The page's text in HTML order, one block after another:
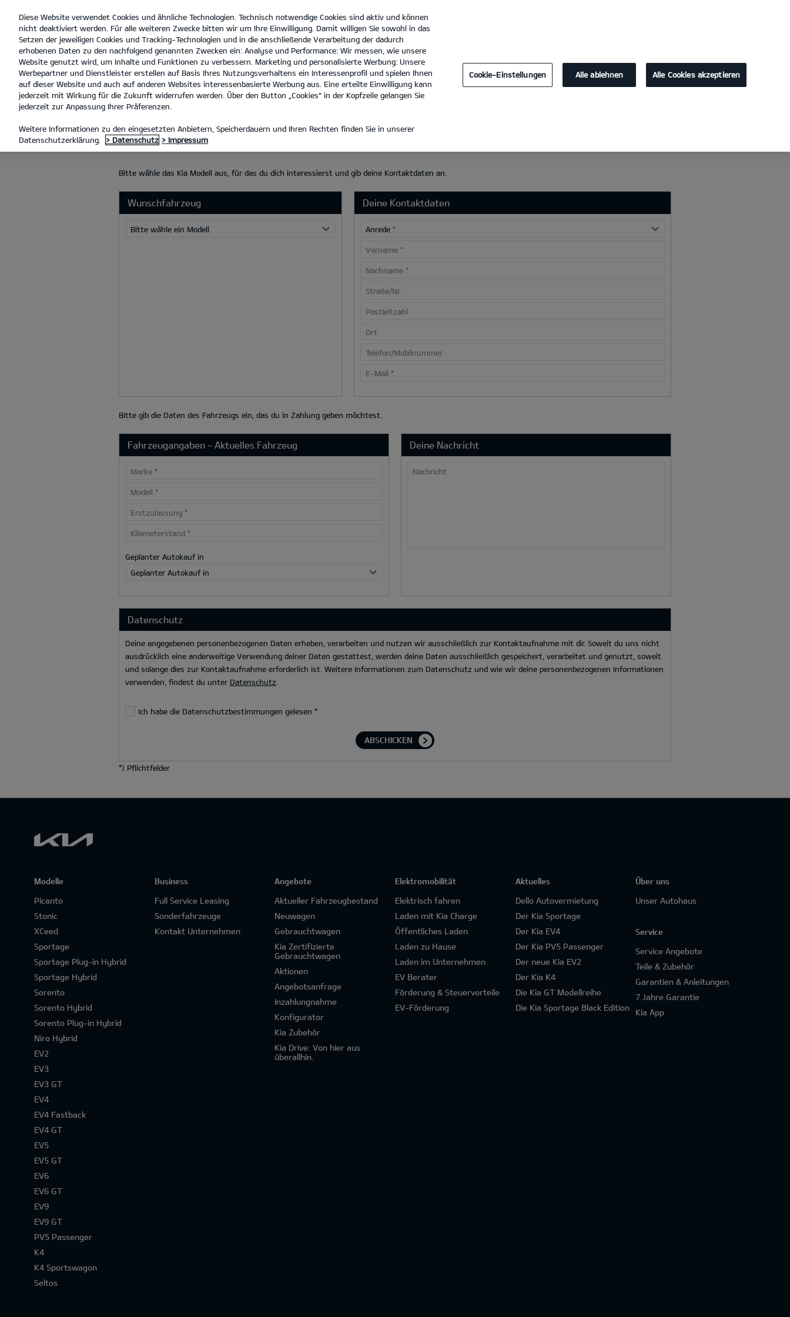
open
menu
Ernst Dello GmbH & Co. KG Tel. :
INZAHLUNGNAHME
INZAHLUNGNAHME
Bitte wähle das Kia Modell aus, für das du dich interessierst und gib deine Kontaktdaten an.
Wunschfahrzeug
Bitte wähle ein Modell.
Deine Kontaktdaten
Anrede *
Vorname *
Nachname *
Straße/Nr.
Postleitzahl
Ort
Telefon/Mobilnummer
E-Mail *
Bitte gib die Daten des Fahrzeugs ein, das du in Zahlung geben möchtest.
Fahrzeugangaben - Aktuelles Fahrzeug
Marke *
Modell *
Erstzulassung *
Kilometerstand *
Geplanter Autokauf in
Geplanter Autokauf in
Deine Nachricht
Nachricht
Datenschutz
Deine angegebenen personenbezogenen Daten erheben, verarbeiten und nutzen wir ausschließlich zur Kontaktaufnahme mit dir. Soweit du uns nicht
ausdrücklich eine anderweitige Verwendung deiner Daten gestattest, werden deine Daten ausschließlich gespeichert, verarbeitet und genutzt, soweit
und solange dies zur Kontaktaufnahme erforderlich ist. Weitere Informationen zum Datenschutz und wie wir deine personenbezogenen Informationen
verwenden, findest du unter Datenschutz
Ich habe die Datenschutzbestimmungen gelesen *
ABSCHICKEN
*) Pflichtfelder
Modelle
Picanto
Stonic
XCeed
Sportage
Sportage Plug-in Hybrid
Sportage Hybrid
Sorento
Sorento Hybrid
Sorento Plug-in Hybrid
Niro Hybrid
EV2
EV3
EV3 GT
EV4
EV4 Fastback
EV4 GT
EV5
EV5 GT
EV6
EV6 GT
EV9
EV9 GT
PV5 Passenger
K4
K4 Sportswagon
Seltos
Business
Full Service Leasing
Sonderfahrzeuge
Kontakt Unternehmen
Angebote
Aktueller Fahrzeugbestand
Neuwagen
Gebrauchtwagen
Kia Zertifizierte
Gebrauchtwagen
Aktionen
Angebotsanfrage
Inzahlungnahme
Konfigurator
Kia Zubehör
Kia Drive: Von hier aus
überallhin.
Elektromobilität
Elektrisch fahren
Laden mit Kia Charge
Öffentliches Laden
Laden zu Hause
Laden im Unternehmen
EV Berater
Förderung & Steuervorteile
EV-Förderung
Aktuelles
Dello Autovermietung
Der Kia Sportage
Der Kia EV4
Der Kia PV5 Passenger
Der neue Kia EV2
Der Kia K4
Die Kia GT Modellreihe
Die Kia Sportage Black Edition
Über uns
Unser Autohaus
Service
Service Angebote
Teile & Zubehör
Garantien & Anleitungen
7 Jahre Garantie
Kia App
Diese Website verwendet Cookies und ähnliche Technologien. Technisch notwendige Cookies sind aktiv und können
nicht deaktiviert werden. Für alle weiteren Zwecke bitten wir um Ihre Einwilligung. Damit willigen Sie sowohl in das
Setzen der jeweiligen Cookies und Tracking-Technologien und in die anschließende Verarbeitung der dadurch
erhobenen Daten zu den nachfolgend genannten Zwecken ein: Analyse und Performance: Wir messen, wie unsere
Website genutzt wird, um Inhalte und Funktionen zu verbessern. Marketing und personalisierte Werbung: Unsere
Werbepartner und Dienstleister erstellen auf Basis Ihres Nutzungsverhaltens ein Interessenprofil und spielen Ihnen
auf dieser Website und auch auf anderen Websites interessenbasierte Werbung aus. Eine erteilte Einwilligung kann
jederzeit mit Wirkung für die Zukunft widerrufen werden. Über den Button „Cookies“ in der Kopfzeile gelangen Sie
jederzeit zur Anpassung Ihrer Präferenzen.
Weitere Informationen zu den eingesetzten Anbietern, Speicherdauern und Ihren Rechten finden Sie in unserer
Datenschutzerklärung.
> Datenschutz > Impressum
Cookie-Einstellungen Alle ablehnen Alle Cookies akzeptieren